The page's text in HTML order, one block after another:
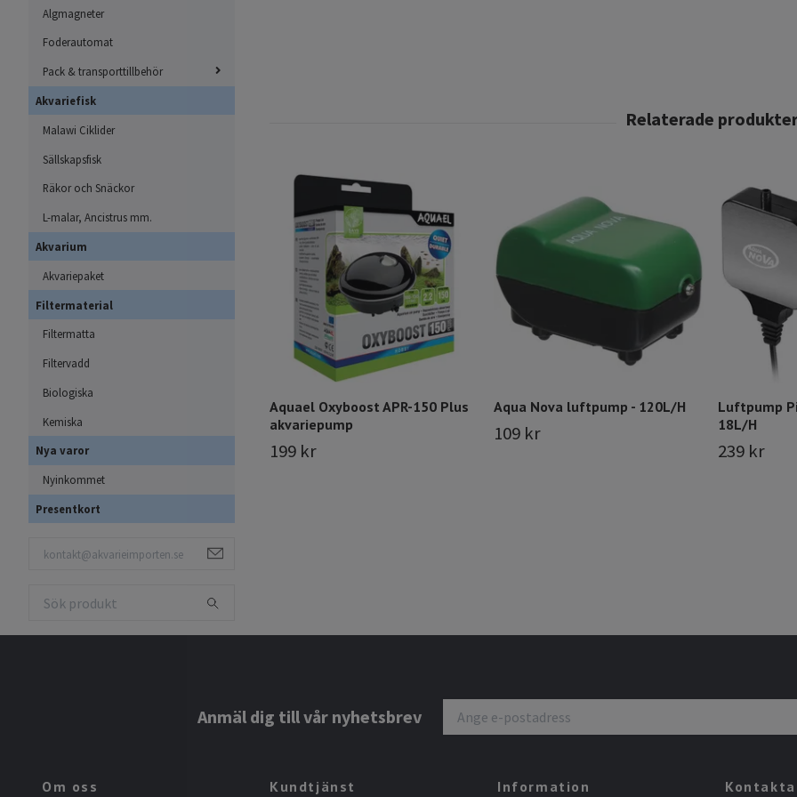
Algmagneter
Foderautomat
Pack & transporttillbehör
Akvariefisk
Malawi Ciklider
Sällskapsfisk
Räkor och Snäckor
L-malar, Ancistrus mm.
Akvarium
Akvariepaket
Filtermaterial
Filtermatta
Filtervadd
Biologiska
Kemiska
Nya varor
Nyinkommet
Presentkort
Aquael Oxyboost APR-150 Plus
akvariepump
199 kr
Aqua Nova luftpump - 120L/H
109 kr
Luftpump
18L/H
239 kr
Anmäl dig till vår nyhetsbrev
Om oss Kundtjänst Information